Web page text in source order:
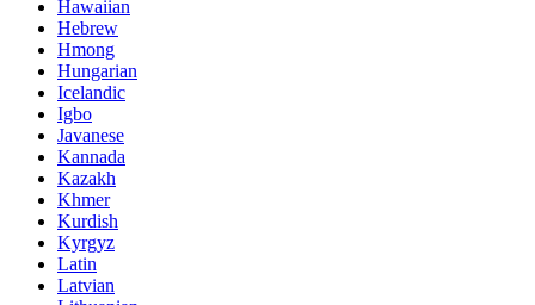
Hawaiian
Hebrew
Hmong
Hungarian
Icelandic
Igbo
Javanese
Kannada
Kazakh
Khmer
Kurdish
Kyrgyz
Latin
Latvian